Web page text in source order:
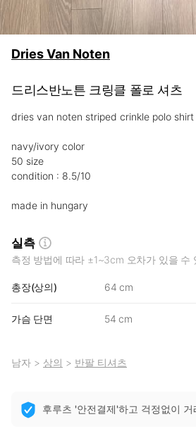
Dries Van Noten
드리스반노튼 크링클 폴로 셔츠
dries van noten striped crinkle polo shirt
navy/ivory color
50 size
condition : 8.5/10
made in hungary
실측
측정 방법에 따라 ±1~3cm 오차가 있을 수
총장(상의) 64 cm
가슴 단면 54 cm
남자 > 상의 > 반팔 티셔츠
후루츠 '안전결제'하고 걱정없이 거